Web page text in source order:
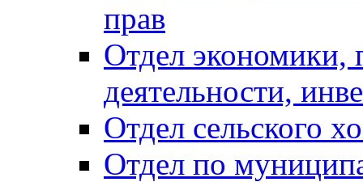
прав
Отдел экономики,
деятельности,
Отдел сельского
Отдел по